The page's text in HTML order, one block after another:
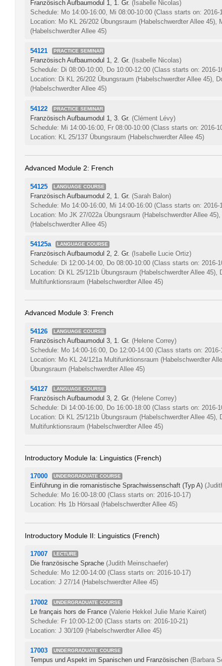
Französisch Aufbaumodul 1, 1. Gr. (Isabelle Nicolas)
Schedule: Mo 14:00-16:00, Mi 08:00-10:00 (Class starts on: 2016-
Location: Mo KL 26/202 Übungsraum (Habelschwerdter Allee 45),
(Habelschwerdter Allee 45)
54121 PRACTICE SEMINAR
Französisch Aufbaumodul 1, 2. Gr. (Isabelle Nicolas)
Schedule: Di 08:00-10:00, Do 10:00-12:00 (Class starts on: 2016-
Location: Di KL 26/202 Übungsraum (Habelschwerdter Allee 45),
(Habelschwerdter Allee 45)
54122 PRACTICE SEMINAR
Französisch Aufbaumodul 1, 3. Gr. (Clément Lévy)
Schedule: Mi 14:00-16:00, Fr 08:00-10:00 (Class starts on: 2016-
Location: KL 25/137 Übungsraum (Habelschwerdter Allee 45)
Advanced Module 2: French
54125 LANGUAGE COURSE
Französisch Aufbaumodul 2, 1. Gr. (Sarah Balon)
Schedule: Mo 14:00-16:00, Mi 14:00-16:00 (Class starts on: 2016-
Location: Mo JK 27/022a Übungsraum (Habelschwerdter Allee
(Habelschwerdter Allee 45)
54125a LANGUAGE COURSE
Französisch Aufbaumodul 2, 2. Gr. (Isabelle Lucie Ortiz)
Schedule: Di 12:00-14:00, Do 08:00-10:00 (Class starts on: 2016-
Location: Di KL 25/121b Übungsraum (Habelschwerdter Allee 45),
Multifunktionsraum (Habelschwerdter Allee 45)
Advanced Module 3: French
54126 LANGUAGE COURSE
Französisch Aufbaumodul 3, 1. Gr. (Helene Correy)
Schedule: Mo 14:00-16:00, Do 12:00-14:00 (Class starts on: 2016-
Location: Mo KL 24/121a Multifunktionsraum (Habelschwerdter
Übungsraum (Habelschwerdter Allee 45)
54127 LANGUAGE COURSE
Französisch Aufbaumodul 3, 2. Gr. (Helene Correy)
Schedule: Di 14:00-16:00, Do 16:00-18:00 (Class starts on: 2016-
Location: Di KL 25/121b Übungsraum (Habelschwerdter Allee 45),
Multifunktionsraum (Habelschwerdter Allee 45)
Introductory Module Ia: Linguistics (French)
17000 UNDERGRADUATE COURSE
Einführung in die romanistische Sprachwissenschaft (Typ A)
Schedule: Mo 16:00-18:00 (Class starts on: 2016-10-17)
Location: Hs 1b Hörsaal (Habelschwerdter Allee 45)
Introductory Module II: Linguistics (French)
17007 LECTURE
Die französische Sprache (Judith Meinschaefer)
Schedule: Mo 12:00-14:00 (Class starts on: 2016-10-17)
Location: J 27/14 (Habelschwerdter Allee 45)
17002 UNDERGRADUATE COURSE
Le français hors de France (Valerie Hekkel Julie Marie Kairet)
Schedule: Fr 10:00-12:00 (Class starts on: 2016-10-21)
Location: J 30/109 (Habelschwerdter Allee 45)
17003 UNDERGRADUATE COURSE
Tempus und Aspekt im Spanischen und Französischen (Barbara